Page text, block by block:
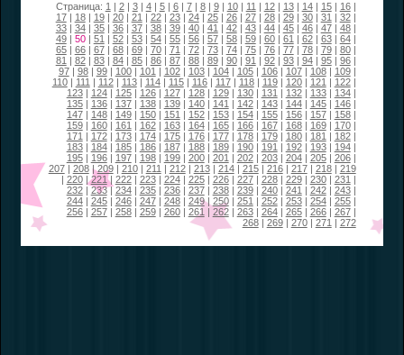
Страница: 1 | 2| 3| 4| 5| 6| 7| 8| 9| 10| 11 | 12| 13| 14| 15| 16|
17| 18| 19| 20| 21 | 22| 23| 24| 25| 26| 27| 28| 29| 30| 31 | 32|
33| 34| 35| 36| 37| 38| 39| 40| 41 | 42| 43| 44| 45| 46| 47| 48|
49| 50| 51 | 52| 53| 54| 55| 56| 57| 58| 59| 60| 61 | 62| 63| 64|
65| 66| 67| 68| 69| 70| 71 | 72| 73| 74| 75| 76| 77| 78| 79| 80|
81 | 82| 83| 84| 85| 86| 87| 88| 89| 90| 91 | 92| 93| 94| 95| 96|
97| 98| 99| 100| 101 | 102| 103| 104| 105| 106| 107| 108| 109|
110| 111 | 112| 113| 114| 115| 116| 117| 118| 119| 120| 121 | 122|
123| 124| 125| 126| 127| 128| 129| 130| 131 | 132| 133| 134|
135| 136| 137| 138| 139| 140| 141 | 142| 143| 144| 145| 146|
147| 148| 149| 150| 151 | 152| 153| 154| 155| 156| 157| 158|
159| 160| 161 | 162| 163| 164| 165| 166| 167| 168| 169| 170|
171 | 172| 173| 174| 175| 176| 177| 178| 179| 180| 181 | 182|
183| 184| 185| 186| 187| 188| 189| 190| 191 | 192| 193| 194|
195| 196| 197| 198| 199| 200| 201 | 202| 203| 204| 205| 206|
207| 208|209| 210| 211 | 212| 213| 214| 215| 216| 217| 218| 219
| 220|221 | 222| 223| 224| 225| 226| 227| 228| 229| 230| 231 |
232| 233|234| 235| 236| 237| 238| 239| 240| 241 | 242| 243|
244| 245| 246| 247| 248| 249| 250| 251 | 252| 253| 254| 255|
256| 257| 258| 259| 260| 261 | 262| 263| 264| 265| 266| 267|
268| 269| 270| 271 | 272